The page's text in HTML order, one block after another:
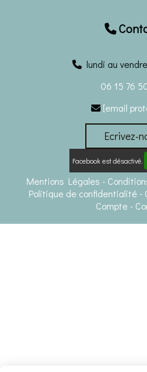

lundi au
06 15 76
 [email
Ecrivez-
Facebook est désactivé.
Mentions Légales
Politique de confidentialité
Compte